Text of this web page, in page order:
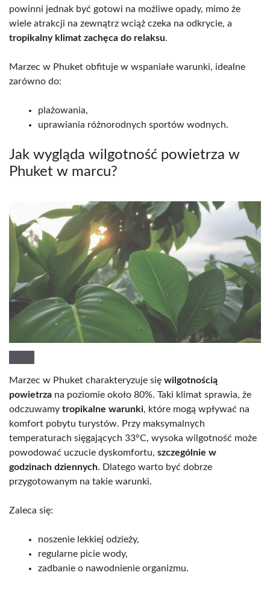
powinni jednak być gotowi na możliwe opady, mimo że
wiele atrakcji na zewnątrz wciąż czeka na odkrycie, a
tropikalny klimat zachęca do relaksu.
Marzec w Phuket obfituje w wspaniałe warunki, idealne
zarówno do:
plażowania,
uprawiania różnorodnych sportów wodnych.
Jak wygląda wilgotność powietrza w
Phuket w marcu?
Marzec w Phuket charakteryzuje się wilgotnością
powietrza na poziomie około 80%. Taki klimat sprawia, że
odczuwamy tropikalne warunki, które mogą wpływać na
komfort pobytu turystów. Przy maksymalnych
temperaturach sięgających 33°C, wysoka wilgotność może
powodować uczucie dyskomfortu, szczególnie w
godzinach dziennych. Dlatego warto być dobrze
przygotowanym na takie warunki.
Zaleca się:
noszenie lekkiej odzieży,
regularne picie wody,
zadbanie o nawodnienie organizmu.